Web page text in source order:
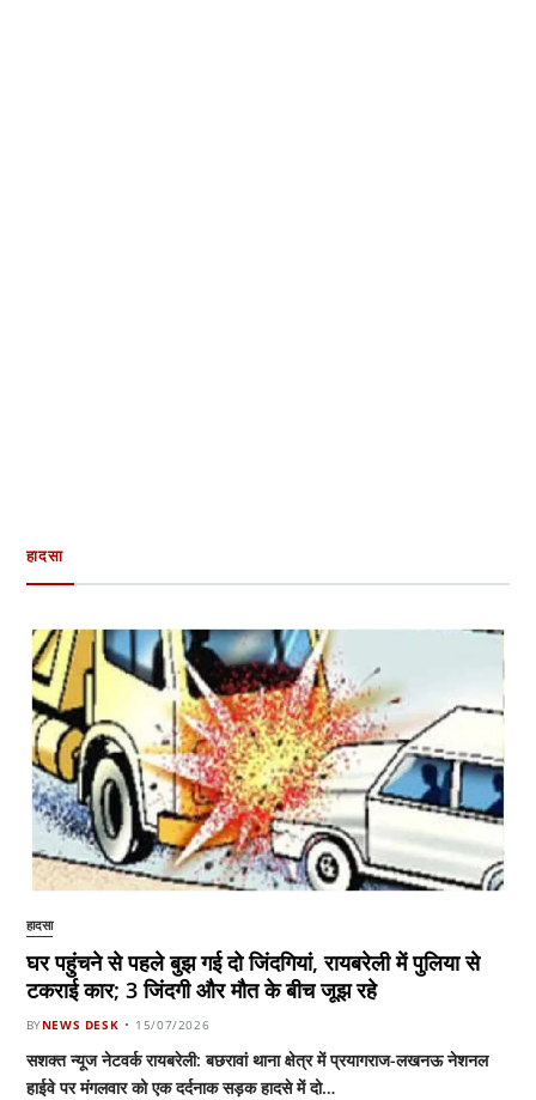
हादसा
हादसा
घर पहुंचने से पहले बुझ गई दो जिंदगियां, रायबरेली में पुलिया से
टकराई कार; 3 जिंदगी और मौत के बीच जूझ रहे
BYNEWS DESK 15/07/2026
सशक्त न्यूज नेटवर्क रायबरेली: बछरावां थाना क्षेत्र में प्रयागराज-लखनऊ नेशनल
हाईवे पर मंगलवार को एक दर्दनाक सड़क हादसे में दो…